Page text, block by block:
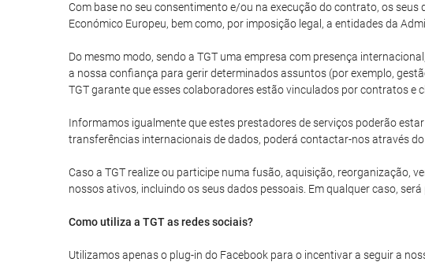
Com base no seu consentimento e/ou na execução do contrato, os
Económico Europeu, bem como, por imposição legal, a entidades da
Do mesmo modo, sendo a TGT uma empresa com presença
a nossa confiança para gerir determinados assuntos (por exemplo,
TGT garante que esses colaboradores estão vinculados por contratos
Informamos igualmente que estes prestadores de serviços poderão
transferências internacionais de dados, poderá contactar-nos através do
Caso a TGT realize ou participe numa fusão, aquisição, reorganização,
nossos ativos, incluindo os seus dados pessoais. Em qualquer caso,
Como utiliza a TGT as redes sociais?
Utilizamos apenas o plug-in do Facebook para o incentivar a seguir a